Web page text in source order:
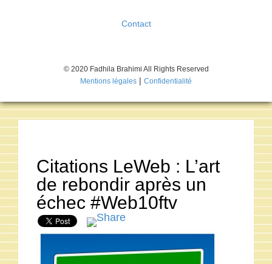
Contact
© 2020 Fadhila Brahimi All Rights Reserved
Mentions légales | Confidentialité
Citations LeWeb : L’art
de rebondir après un
échec #Web10ftv